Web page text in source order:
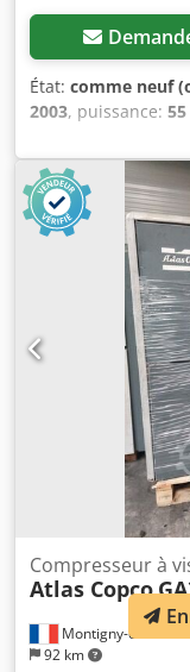
État: comme neuf
2003, puissance:
,
Montigny-en-
92 km
Compresseur à
Atlas Copco